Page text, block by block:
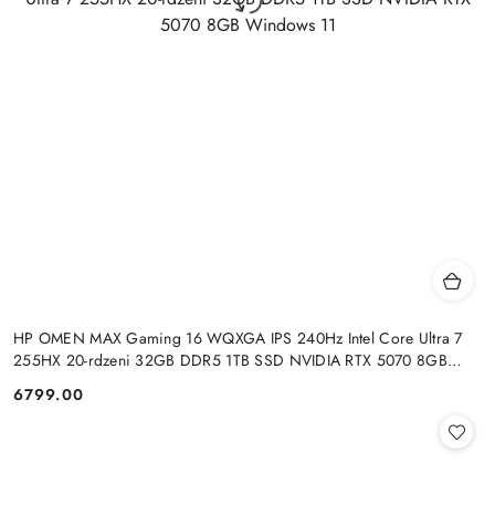
HP OMEN MAX Gaming 16 WQXGA IPS 240Hz Intel Core Ultra 7
255HX 20-rdzeni 32GB DDR5 1TB SSD NVIDIA RTX 5070 8GB
Cena:
6799.00